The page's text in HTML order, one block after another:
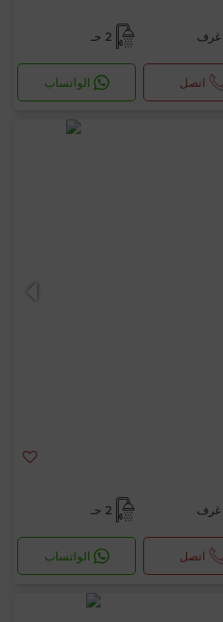
2 حـ
اتصل الواتساب
2 حـ
اتصل الواتساب